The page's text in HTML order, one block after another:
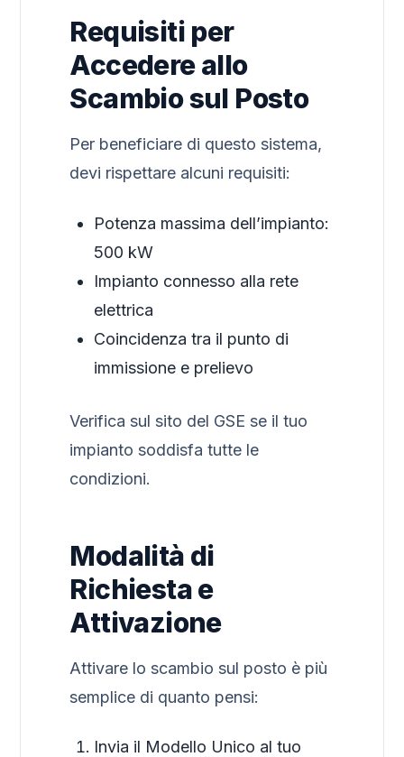
Requisiti per
Accedere allo
Scambio sul Posto
Per beneficiare di questo sistema,
devi rispettare alcuni requisiti:
Potenza massima dell’impianto:
500 kW
Impianto connesso alla rete
elettrica
Coincidenza tra il punto di
immissione e prelievo
Verifica sul sito del GSE se il tuo
impianto soddisfa tutte le
condizioni.
Modalità di
Richiesta e
Attivazione
Attivare lo scambio sul posto è più
semplice di quanto pensi:
Invia il Modello Unico al tuo